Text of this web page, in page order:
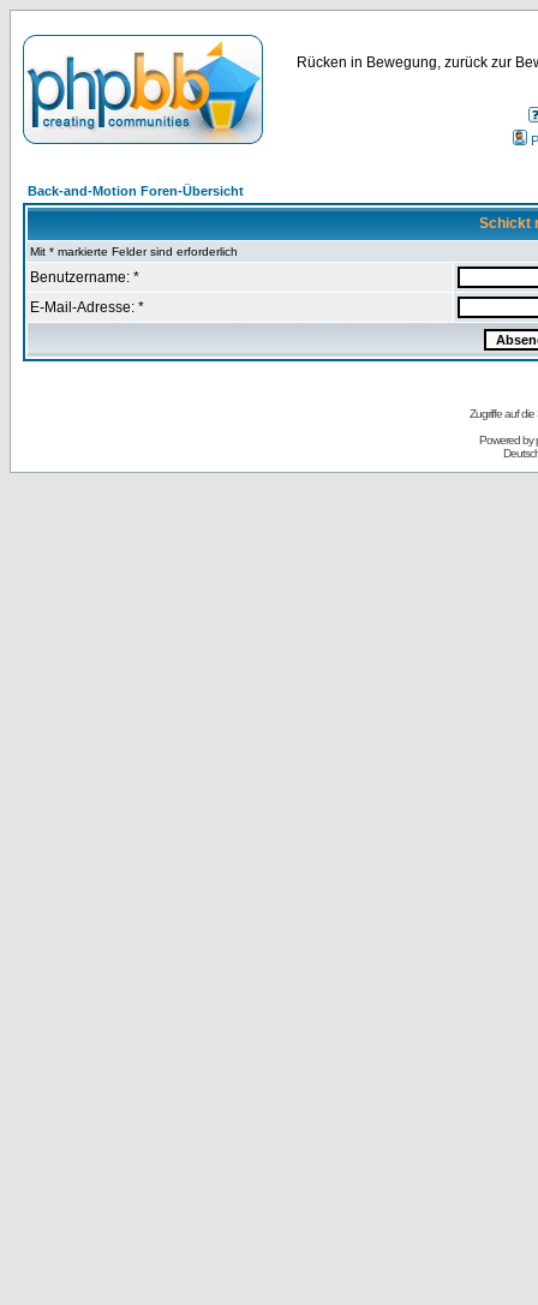
Rücken in Bewegung, zurück zur
Back-and-Motion Foren-Übersicht
Schickt
Mit * markierte Felder sind erforderlich
Benutzername: *
E-Mail-Adresse: *
Zugriffe auf
Powered by